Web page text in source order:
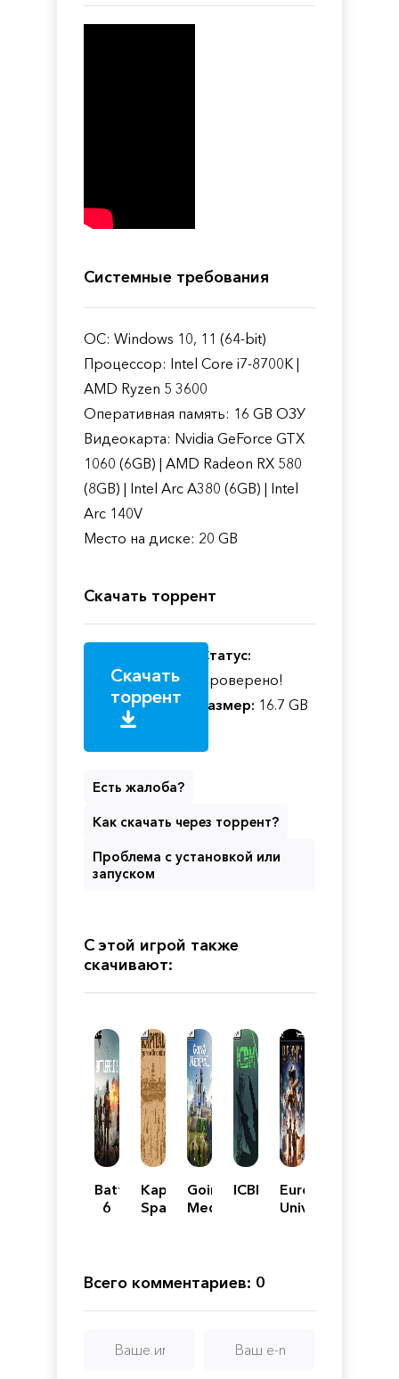
Системные требования
ОС: Windows 10, 11 (64-bit)
Процессор: Intel Core i7-8700K |
AMD Ryzen 5 3600
Оперативная память: 16 GB ОЗУ
Видеокарта: Nvidia GeForce GTX
1060 (6GB) | AMD Radeon RX 580
(8GB) | Intel Arc A380 (6GB) | Intel
Arc 140V
Место на диске: 20 GB
Скачать торрент
Скачать
торрент
Статус:
Проверено!
Размер: 16.7 GB
Есть жалоба?
Как скачать через торрент?
Проблема с установкой или
запуском
С этой игрой также
скачивают:
Battlefield
6
Kapital:
Sparks
Going
Medieval
ICBM
Europa
Universalis
Всего комментариев: 0